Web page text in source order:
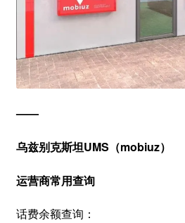
——
乌兹别克斯坦UMS（mobiuz）
运营商常用查询
话费余额查询：